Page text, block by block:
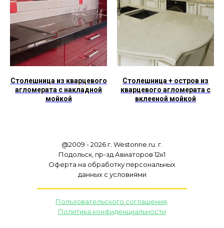
Столешница из кварцевого
агломерата с накладной
мойкой
Столешница + остров из
кварцевого агломерата с
вклееной мойкой
@2009 - 2026 г. Westonne.ru. г.
Подольск, пр-зд Авиаторов 12к1
Оферта на обработку персональных
данных с условиями
Пользовательского соглашения,
Политика конфиденциальности